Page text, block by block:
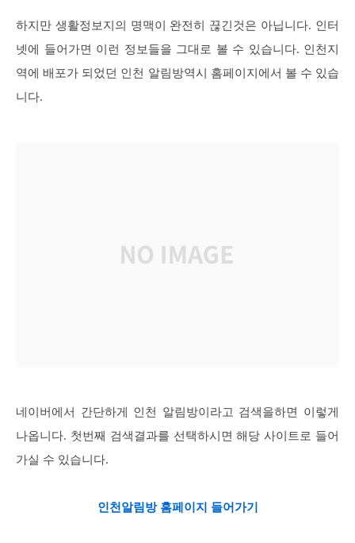
하지만 생활정보지의 명맥이 완전히 끊긴것은 아닙니다. 인터
넷에 들어가면 이런 정보들을 그대로 볼 수 있습니다. 인천지
역에 배포가 되었던 인천 알림방역시 홈페이지에서 볼 수 있습
니다.
네이버에서 간단하게 인천 알림방이라고 검색을하면 이렇게
나옵니다. 첫번째 검색결과를 선택하시면 해당 사이트로 들어
가실 수 있습니다.
인천알림방 홈페이지 들어가기